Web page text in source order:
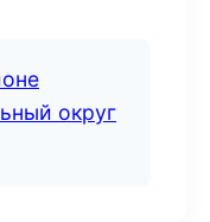
округ